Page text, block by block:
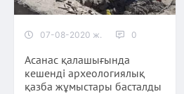
07-08-2020 ж. 0
Асанас қалашығында
кешенді археологиялық
қазба жұмыстары басталды